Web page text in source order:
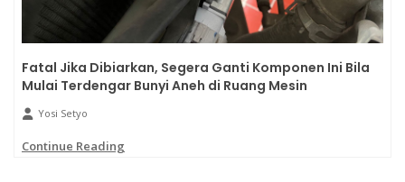
Fatal Jika Dibiarkan, Segera Ganti Komponen Ini Bila
Mulai Terdengar Bunyi Aneh di Ruang Mesin
Yosi Setyo
Continue Reading